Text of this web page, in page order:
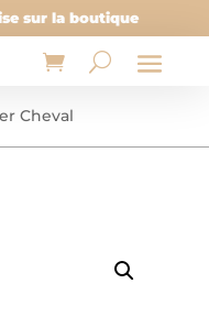
sur la boutique
Cheval